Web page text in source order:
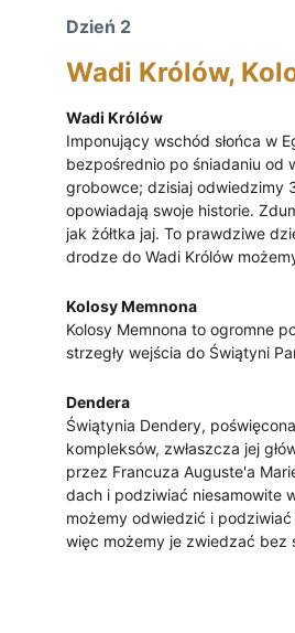
Dzień 2
Wadi Królów,
Wadi Królów
Imponujący wschód słońca w
bezpośrednio po śniadaniu od
grobowce; dzisiaj odwiedzimy
opowiadają swoje historie.
jak żółtka jaj. To prawdziwe
drodze do Wadi Królów
Kolosy Memnona
Kolosy Memnona to ogromne
strzegły wejścia do Świątyni
Dendera
Świątynia Dendery,
kompleksów, zwłaszcza jej
przez Francuza Auguste'a
dach i podziwiać niesamowite
możemy odwiedzić i
więc możemy je zwiedzać bez